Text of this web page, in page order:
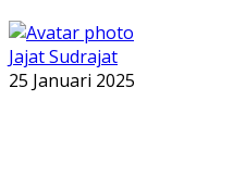
Jajat Sudrajat
25 Januari 2025